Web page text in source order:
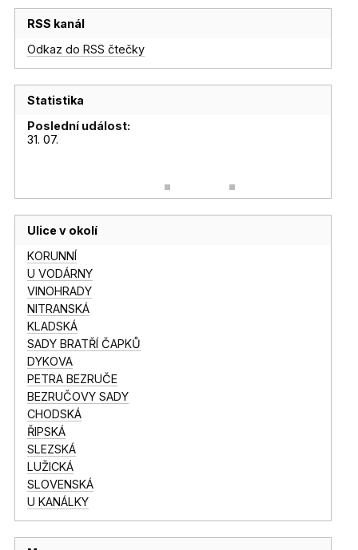
RSS kanál
Odkaz do RSS čtečky
Statistika
Poslední událost:
31. 07.
Ulice v okolí
KORUNNÍ
U VODÁRNY
VINOHRADY
NITRANSKÁ
KLADSKÁ
SADY BRATŘÍ ČAPKŮ
DYKOVA
PETRA BEZRUČE
BEZRUČOVY SADY
CHODSKÁ
ŘIPSKÁ
SLEZSKÁ
LUŽICKÁ
SLOVENSKÁ
U KANÁLKY